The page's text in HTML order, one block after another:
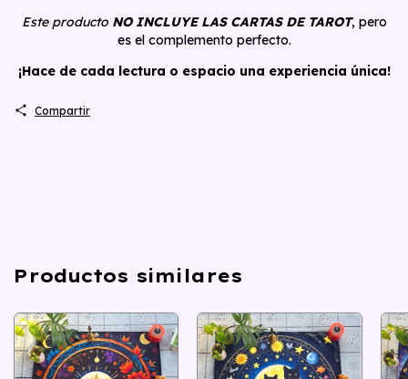
Este producto NO INCLUYE LAS CARTAS DE TAROT, pero
es el complemento perfecto.
¡Hace de cada lectura o espacio una experiencia única!
Compartir
Productos similares